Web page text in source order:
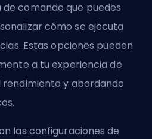
comando que puedes
cómo se ejecuta
Estas opciones pueden
a tu experiencia de
y abordando
las configuraciones de